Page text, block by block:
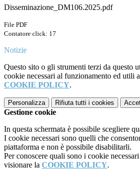
Disseminazione_DM106.2025.pdf
File PDF
Contatore click: 17
Notizie
Questo sito o gli strumenti terzi da questo
cookie necessari al funzionamento ed utili
COOKIE POLICY.
Personalizza Rifiuta tutti i cookies
Gestione cookie
In questa schermata è possibile scegliere
I cookie necessari sono quelli che
piattaforma e non è possibile disabilitarli.
Per conoscere quali sono i cookie
visionare la COOKIE POLICY.